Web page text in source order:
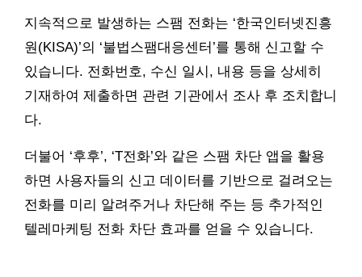
지속적으로 발생하는 스팸 전화는 ‘한국인터넷진흥
원(KISA)’의 ‘불법스팸대응센터’를 통해 신고할 수
있습니다. 전화번호, 수신 일시, 내용 등을 상세히
기재하여 제출하면 관련 기관에서 조사 후 조치합니
다.
더불어 ‘후후’, ‘T전화’와 같은 스팸 차단 앱을 활용
하면 사용자들의 신고 데이터를 기반으로 걸려오는
전화를 미리 알려주거나 차단해 주는 등 추가적인
텔레마케팅 전화 차단 효과를 얻을 수 있습니다.